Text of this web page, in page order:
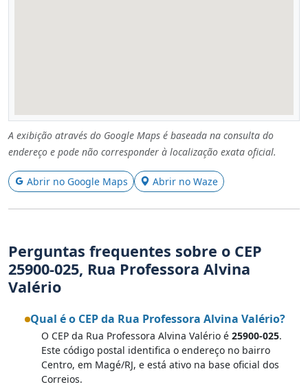
A exibição através do Google Maps é baseada na consulta do
endereço e pode não corresponder à localização exata oficial.
Abrir no Google Maps Abrir no Waze
Perguntas frequentes sobre o CEP
25900-025, Rua Professora Alvina
Valério
Qual é o CEP da Rua Professora Alvina Valério?
O CEP da Rua Professora Alvina Valério é 25900-025.
Este código postal identifica o endereço no bairro
Centro, em Magé/RJ, e está ativo na base oficial dos
Correios.